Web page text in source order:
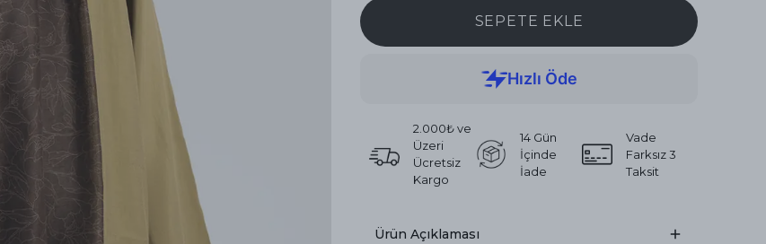
SEPETE EKLE
2.000₺ ve
Üzeri
Ücretsiz
Kargo
14 Gün
İçinde
İade
Vade
Farksız 3
Taksit
Ürün Açıklaması